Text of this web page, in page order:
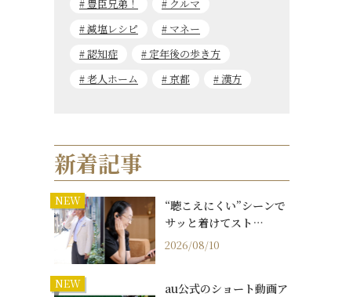
豊臣兄弟！
クルマ
減塩レシピ
マネー
認知症
定年後の歩き方
老人ホーム
京都 漢方
新着記事
NEW
“聴こえにくい”シーンで
サッと着けてスト…
2026/08/10
NEW
au公式のショート動画ア